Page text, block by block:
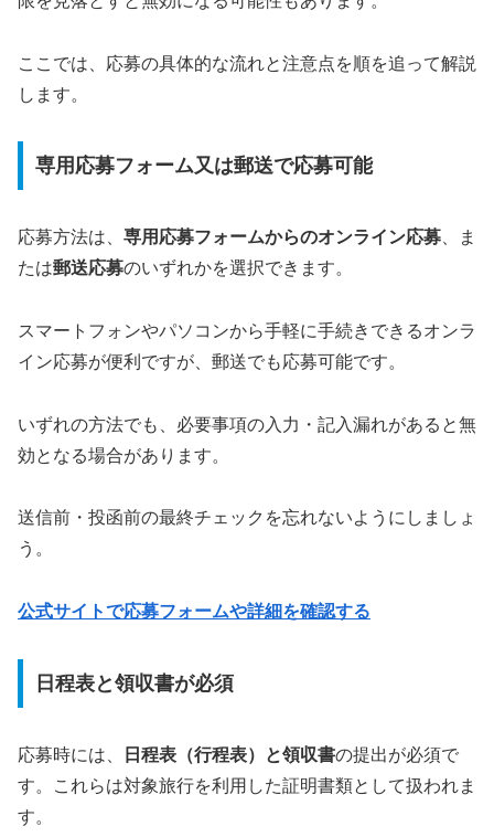
ここでは、応募の具体的な流れと注意点を順を追って解説
します。
専用応募フォーム又は郵送で応募可能
応募方法は、 専用応募フォームからのオンライン応募 、ま
たは郵送応募のいずれかを選択できます。
スマートフォンやパソコンから手軽に手続きできるオンラ
イン応募が便利ですが、郵送でも応募可能です。
いずれの方法でも、必要事項の入力・記入漏れがあると無
効となる場合があります。
送信前・投函前の最終チェックを忘れないようにしましょ
う。
公式サイトで応募フォームや詳細を確認する
日程表と領収書が必須
応募時には、 日程表（行程表）と領収書の提出が必須で
す。これらは対象旅行を利用した証明書類として扱われま
す。